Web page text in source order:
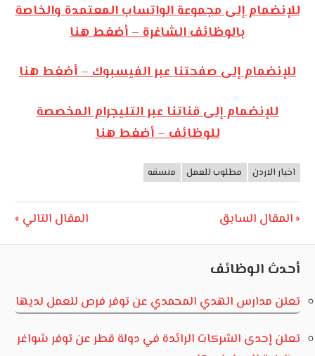
للإنضمام إلى مجموعة الواتساب المعتمدة والخاصة
بالوظائف الشاغرة – أضغط هنا
للإنضمام إلى صفحتنا عبر الفيسبوك – أضغط هنا
للإنضمام إلى قناتنا عبر التليجرام المخصصة
للوظائف – أضغط هنا
وظائف
اخبار الاردن مطلوب للعمل منسقه
تصفّح
المقالات
Previous
المقال السابق
Next
المقال التالي
أحدث الوظائف
تعلن مدارس الهدي المحمدي عن توفر فرص للعمل لديها
تعلن إحدى الشركات الرائدة في دولة قطر عن توفر شواغر